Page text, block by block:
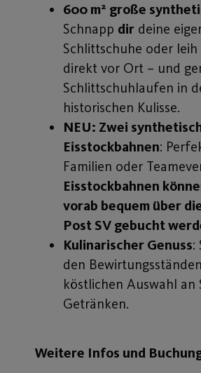
600 m² große
Schnapp dir deine
Schlittschuhe oder leih
direkt vor Ort – und
Schlittschuhlaufen in
historischen Kulisse.
NEU: Zwei
Eisstockbahnen:
Familien oder
Eisstockbahnen
vorab bequem über
Post SV gebucht
Kulinarischer Genuss:
den
köstlichen Auswahl an
Getränken.
Weitere Infos und